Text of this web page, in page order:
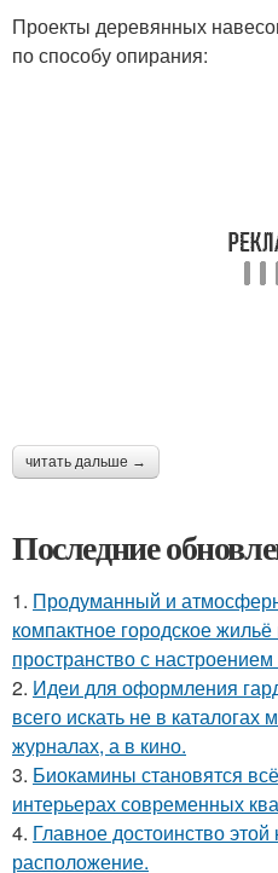
Проекты деревянных
по способу опирания:
читать дальше →
Последние
1. Продуманный и
компактное городское
пространство с
2. Идеи для оформления
всего искать не в
журналах, а в кино.
3. Биокамины становятся
интерьерах современных
4. Главное достоинство
расположение.